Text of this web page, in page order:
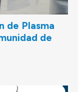
de Plasma
de